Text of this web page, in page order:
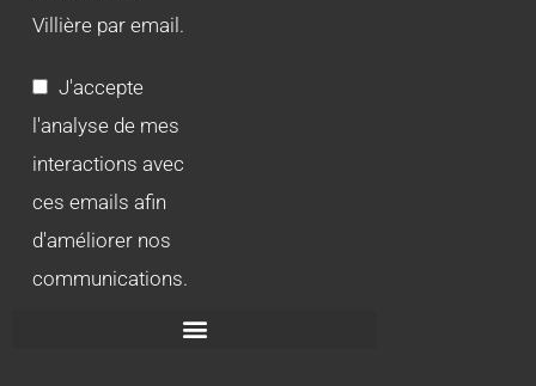
Villière par email.
J'accepte
l'analyse de mes
interactions avec
ces emails afin
d'améliorer nos
communications.